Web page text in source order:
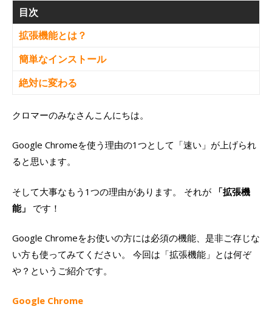
目次
拡張機能とは？
簡単なインストール
絶対に変わる
クロマーのみなさんこんにちは。
Google Chromeを使う理由の1つとして「速い」が上げられ
ると思います。
そして大事なもう1つの理由があります。 それが
「拡張機
能」
です！
Google Chromeをお使いの方には必須の機能、是非ご存じな
い方も使ってみてください。 今回は「拡張機能」とは何ぞ
や？というご紹介です。
Google Chrome